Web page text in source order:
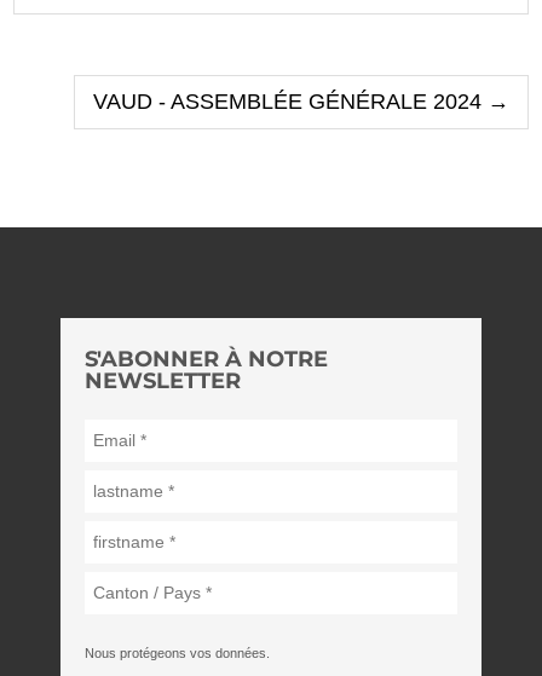
VAUD - ASSEMBLÉE GÉNÉRALE 2024→
S'ABONNER À NOTRE
NEWSLETTER
Nous protégeons vos données.